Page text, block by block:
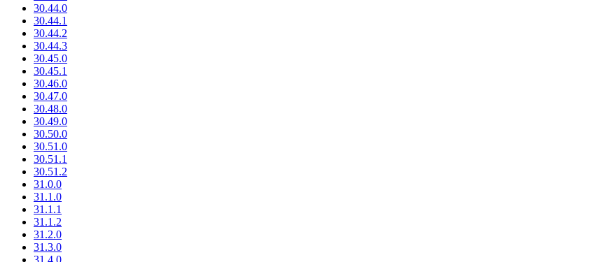
30.44.0
30.44.1
30.44.2
30.44.3
30.45.0
30.45.1
30.46.0
30.47.0
30.48.0
30.49.0
30.50.0
30.51.0
30.51.1
30.51.2
31.0.0
31.1.0
31.1.1
31.1.2
31.2.0
31.3.0
31.4.0